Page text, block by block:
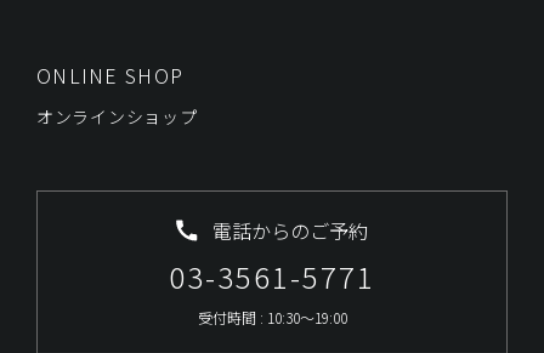
ONLINE SHOP
オンラインショップ
電話からのご予約
03-3561-5771
受付時間 : 10:30～19:00